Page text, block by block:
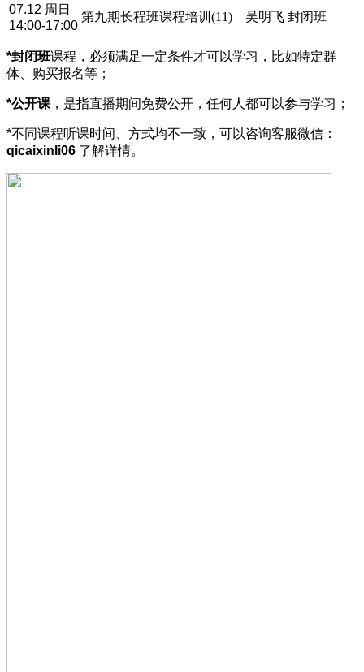
07.12 周日
14:00-17:00
第九期长程班课程培训(11) 吴明飞 封闭班
*封闭班课程，必须满足一定条件才可以学习，比如特定群
体、购买报名等；
*公开课 ，是指直播期间免费公开，任何人都可以参与学习；
*不同课程听课时间、方式均不一致，可以咨询客服微信：
qicaixinli06 了解详情。